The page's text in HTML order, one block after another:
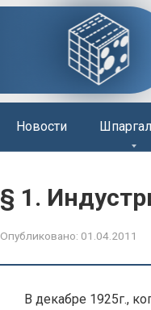
Новости
§ 1.
Опубликовано: 01.04.2011
В декабре 1925г.,